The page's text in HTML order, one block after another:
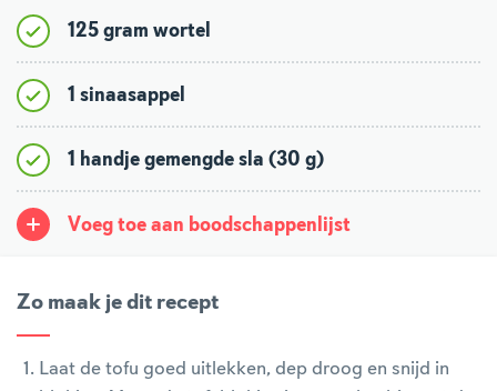
125 gram wortel
1 sinaasappel
1 handje gemengde sla (30 g)
Voeg toe aan boodschappenlijst
Zo maak je dit recept
Laat de tofu goed uitlekken, dep droog en snijd in